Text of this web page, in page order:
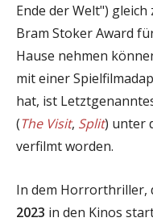
Ende der Welt")
Bram Stoker Award
Hause nehmen
mit einer
hat, ist
(The Visit, Split) unter
verfilmt worden.
In dem Horrorthriller,
2023 in den Kinos